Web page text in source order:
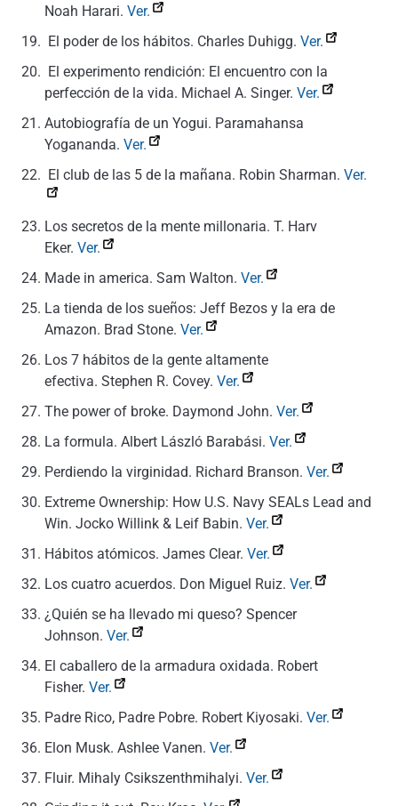
Noah Harari. Ver.
El poder de los hábitos. Charles Duhigg. Ver.
El experimento rendición: El encuentro con la
perfección de la vida. Michael A. Singer. Ver.
Autobiografía de un Yogui. Paramahansa
Yogananda. Ver.
El club de las 5 de la mañana. Robin Sharman. Ver.
Los secretos de la mente millonaria. T. Harv
Eker. Ver.
Made in america. Sam Walton. Ver.
La tienda de los sueños: Jeff Bezos y la era de
Amazon. Brad Stone. Ver.
Los 7 hábitos de la gente altamente
efectiva. Stephen R. Covey. Ver.
The power of broke. Daymond John. Ver.
La formula. Albert László Barabási. Ver.
Perdiendo la virginidad. Richard Branson. Ver.
Extreme Ownership: How U.S. Navy SEALs Lead and
Win. Jocko Willink & Leif Babin. Ver.
Hábitos atómicos. James Clear. Ver.
Los cuatro acuerdos. Don Miguel Ruiz. Ver.
¿Quién se ha llevado mi queso? Spencer
Johnson. Ver.
El caballero de la armadura oxidada. Robert
Fisher. Ver.
Padre Rico, Padre Pobre. Robert Kiyosaki. Ver.
Elon Musk. Ashlee Vanen. Ver.
Fluir. Mihaly Csikszenthmihalyi. Ver.